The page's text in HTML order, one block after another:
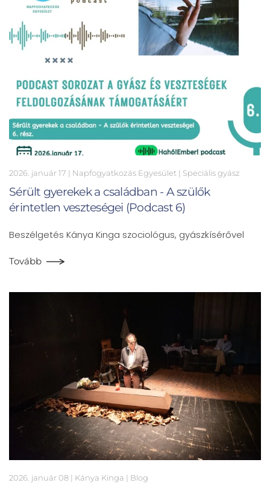
2026. január 17 | Napfogyatkozás Egyesület | Speciális gyász
Sérült gyerekek a családban - A szülők
érintetlen veszteségei (Podcast 6)
Beszélgetés Kánya Kinga szociológus, gyászkísérővel
Tovább
2026. január 08 | Kánya Kinga | Blog